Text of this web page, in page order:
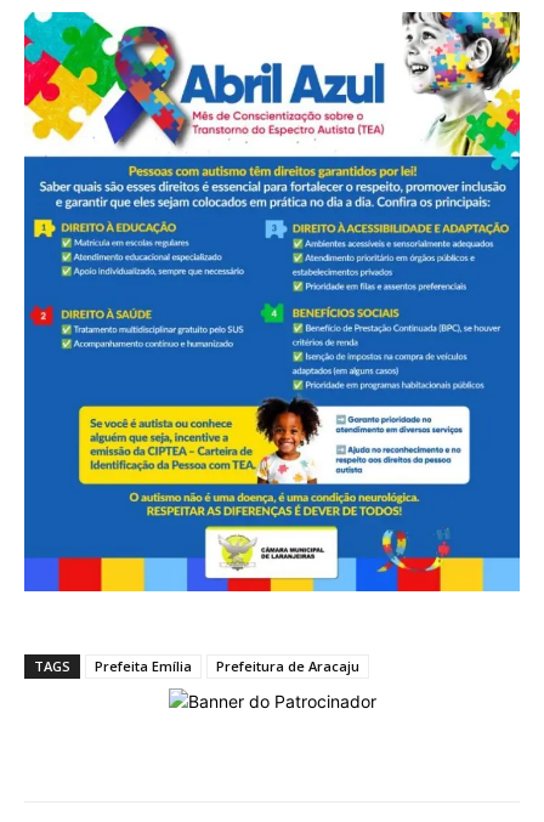
TAGS Prefeita Emília Prefeitura de Aracaju